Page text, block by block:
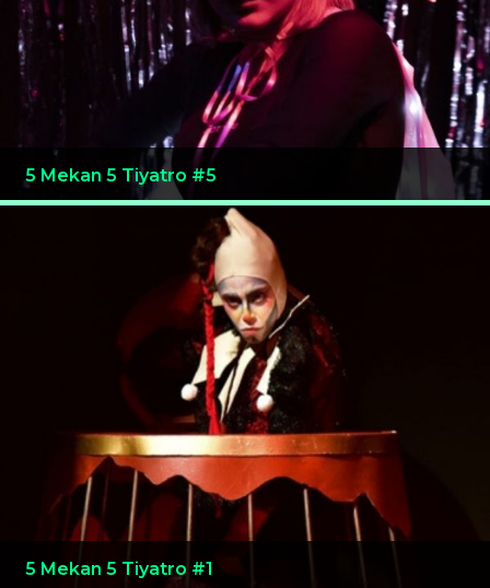
5 Mekan 5 Tiyatro #5
5 Mekan 5 Tiyatro #1